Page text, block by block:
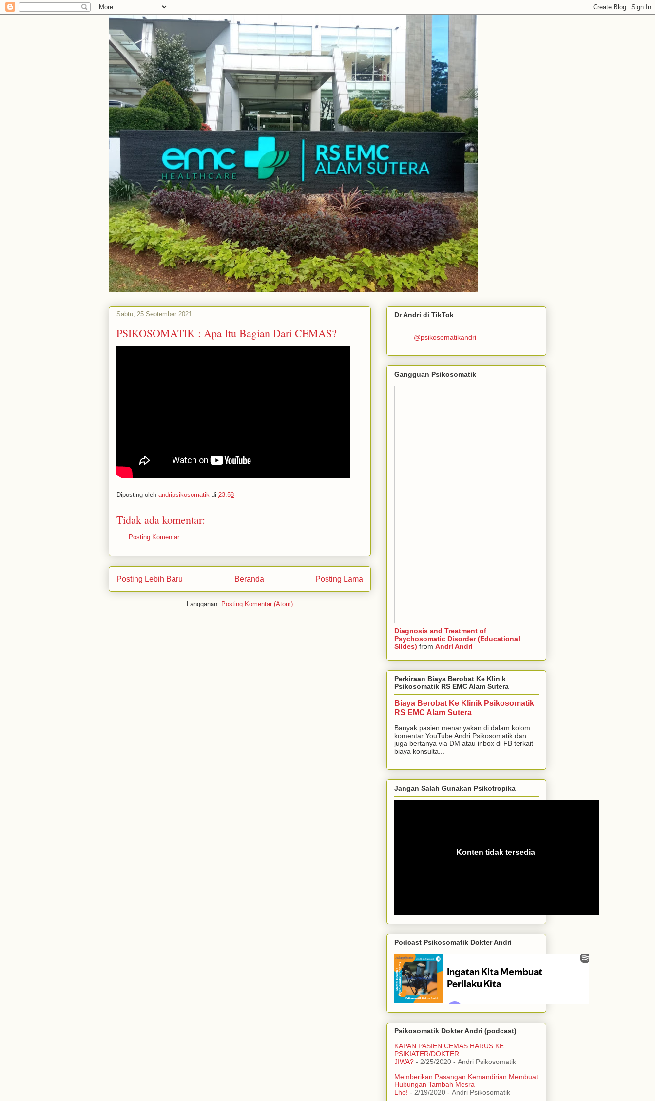
Sabtu, 25 September 2021
PSIKOSOMATIK : Apa Itu Bagian Dari CEMAS?
Diposting oleh andripsikosomatik di 23.58
Tidak ada komentar:
Posting Komentar
Posting Lebih Baru Posting Lama
Beranda
Langganan: Posting Komentar (Atom)
Dr Andri di TikTok
@psikosomatikandri
Gangguan Psikosomatik
Diagnosis and Treatment of
Psychosomatic Disorder (Educational
Slides) from Andri Andri
Perkiraan Biaya Berobat Ke Klinik
Psikosomatik RS EMC Alam Sutera
Biaya Berobat Ke Klinik Psikosomatik
RS EMC Alam Sutera
Banyak pasien menanyakan di dalam kolom
komentar YouTube Andri Psikosomatik dan
juga bertanya via DM atau inbox di FB terkait
biaya konsulta...
Jangan Salah Gunakan Psikotropika
Podcast Psikosomatik Dokter Andri
Psikosomatik Dokter Andri (podcast)
KAPAN PASIEN CEMAS HARUS KE
PSIKIATER/DOKTER
JIWA? - 2/25/2020 - Andri Psikosomatik
Memberikan Pasangan Kemandirian Membuat
Hubungan Tambah Mesra
Lho! - 2/19/2020 - Andri Psikosomatik